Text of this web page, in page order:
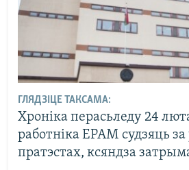
ГЛЯДЗІЦЕ ТАКСАМА:
Хроніка перасьледу 24
работніка EPAM судзяць за
пратэстах, ксяндза